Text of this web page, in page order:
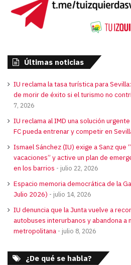
Últimas noticias
IU reclama la tasa turística para
de morir de éxito si el turismo no
7, 2026
IU reclama al IMD una solución
FC pueda entrenar y competir en
Ismael Sánchez (IU) exige a Sanz que
vacaciones” y active un plan de
en los barrios
julio 22, 2026
Espacio memoria democrática de la
Julio 2026)
julio 14, 2026
IU denuncia que la Junta vuelve a
autobuses interurbanos y abandona a
metropolitana
julio 8, 2026
¿De qué se habla?